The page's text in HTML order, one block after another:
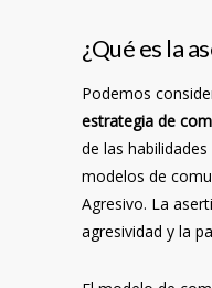
¿Qué es la
Podemos
estrategia de
de las
modelos de
Agresivo. La
agresividad y la